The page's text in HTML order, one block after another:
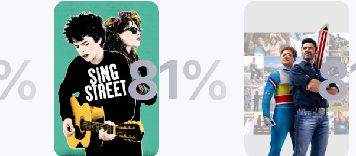
81%